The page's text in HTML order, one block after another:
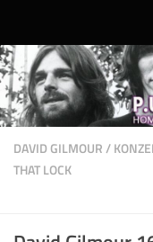
DAVID GILMOUR/
THAT LOCK